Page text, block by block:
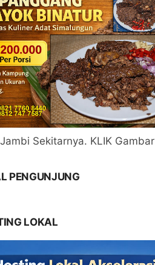
Sekitarnya. KLIK Gambar
PENGUNJUNG
LOKAL